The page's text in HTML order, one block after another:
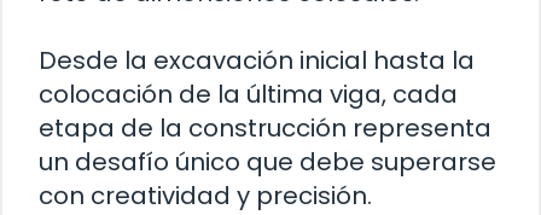
Desde la excavación inicial hasta la
colocación de la última viga, cada
etapa de la construcción representa
un desafío único que debe superarse
con creatividad y precisión.